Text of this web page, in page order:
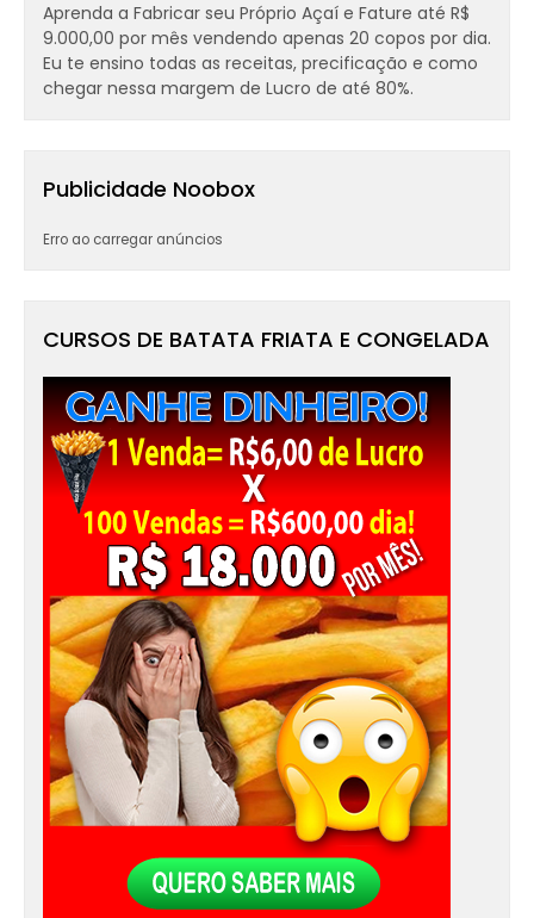
Aprenda a Fabricar seu Próprio Açaí e Fature até R$
9.000,00 por mês vendendo apenas 20 copos por dia.
Eu te ensino todas as receitas, precificação e como
chegar nessa margem de Lucro de até 80%.
Publicidade Noobox
Erro ao carregar anúncios
CURSOS DE BATATA FRIATA E CONGELADA